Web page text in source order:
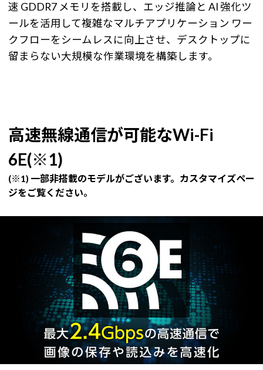
速 GDDR7 メモリを搭載し、エッジ推論と AI 強化ツ
ールを活用して複雑なマルチアプリケーション ワー
クフローをシームレスに向上させ、デスクトップに
留まらない大規模な作業環境を構築します。
高速無線通信が可能なWi-Fi
6E(※1)
(※1) 一部非搭載のモデルがございます。カスタマイズペー
ジをご覧ください。